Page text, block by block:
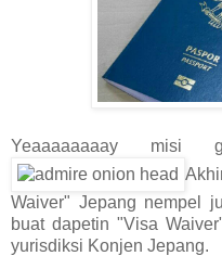
Yeaaaaaaaay misi
Waiver" Jepang nempel
buat dapetin "Visa
yurisdiksi Konjen Jepang.